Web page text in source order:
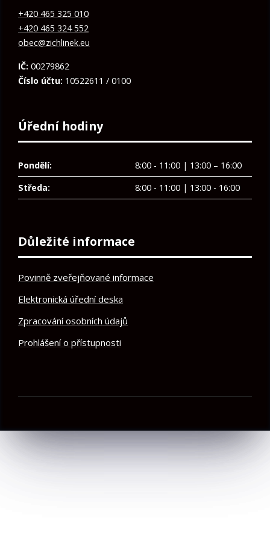
+420 465 325 010
+420 465 324 552
obec@zichlinek.eu
IČ: 00279862
Číslo účtu: 10522611 / 0100
Úřední hodiny
Pondělí:
8:00 - 11:00 | 13:00 – 16:00
Středa:
8:00 - 11:00 | 13:00 - 16:00
Důležité informace
Povinně zveřejňované informace
Elektronická úřední deska
Zpracování osobních údajů
Prohlášení o přístupnosti